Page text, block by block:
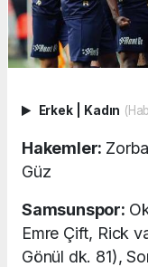
Erkek Kadın
Hakemler:
Güz
Samsunspor:
Emre Çift, Rick
Gönül dk. 81),